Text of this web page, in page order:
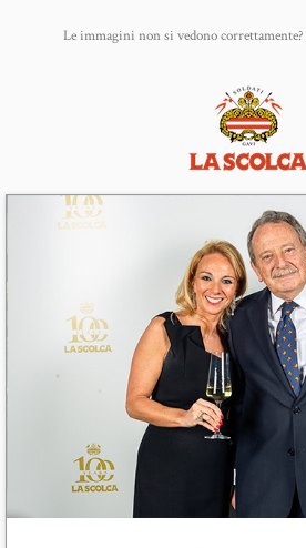
Le immagini non si vedono correttamente?